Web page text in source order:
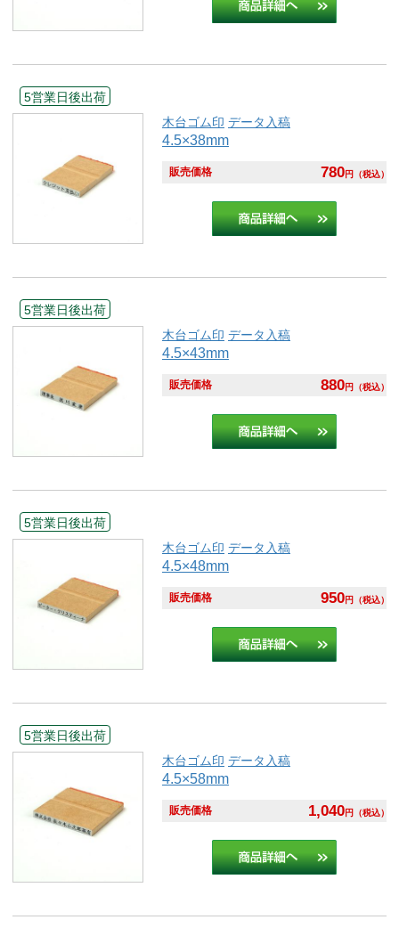
5営業日後出荷
木台ゴム印 データ入稿
4.5×38mm
販売価格 780円 （税込）
5営業日後出荷
木台ゴム印 データ入稿
4.5×43mm
販売価格 880円 （税込）
5営業日後出荷
木台ゴム印 データ入稿
4.5×48mm
販売価格 950円 （税込）
5営業日後出荷
木台ゴム印 データ入稿
4.5×58mm
販売価格 1,040円 （税込）